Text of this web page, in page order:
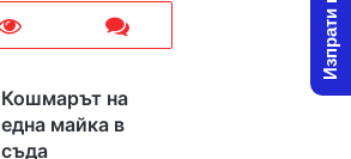
Кошмарът на
една майка в
съда